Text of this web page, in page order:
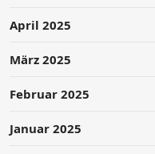
April 2025
März 2025
Februar 2025
Januar 2025